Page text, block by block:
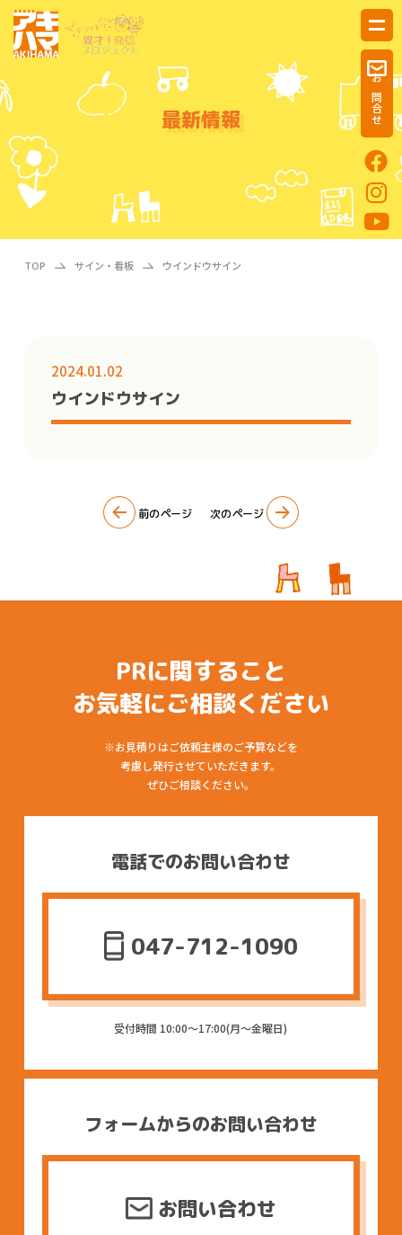
お問合せ
ブランディング・SDGs PR支援
カーラッピング
クリエイティブデザイン
イベント企画
会社概要
最新情報
著作権について
最新情報
TOP サイン・看板 ウインドウサイン
2024.01.02
ウインドウサイン
前のページ 次のページ
PRに関すること
お気軽にご相談ください
※お見積りはご依頼主様のご予算などを
考慮し発行させていただきます。
ぜひご相談ください。
電話でのお問い合わせ
047-712-1090
受付時間 10:00〜17:00(月〜金曜日)
フォームからのお問い合わせ
お問い合わせ